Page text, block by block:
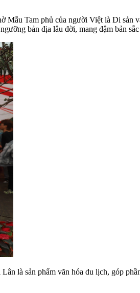
Tam phủ của người Việt là Di sản
bản địa lâu đời, mang đậm bản
là sản phẩm văn hóa du lịch, góp